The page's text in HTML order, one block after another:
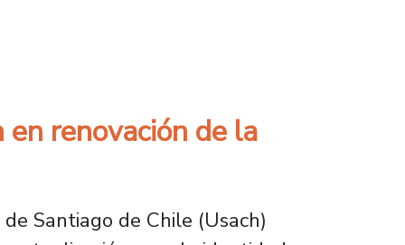
renovación de la
Santiago de Chile (Usach)